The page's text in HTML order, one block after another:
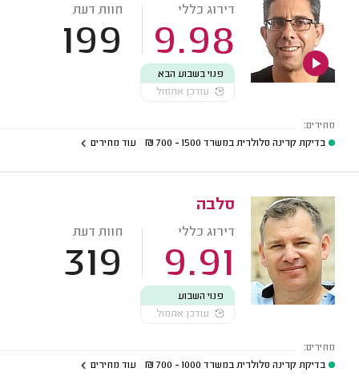
דירוג כללי
9.98
חוות דעת
199
פנוי בשבוע הבא
עודכן אתמול
מחירים:
בדיקת קרינה סלולרית במשרד 1500 - 700
₪ עוד מחירים
סלבה
דירוג כללי
9.91
חוות דעת
319
פנוי השבוע
עודכן אתמול
מחירים:
בדיקת קרינה סלולרית במשרד 1000 - 700
₪ עוד מחירים